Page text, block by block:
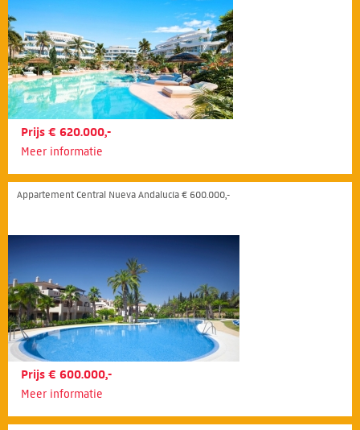
Prijs € 620.000,-
Meer informatie
Appartement Central Nueva Andalucía € 600.000,-
Prijs € 600.000,-
Meer informatie